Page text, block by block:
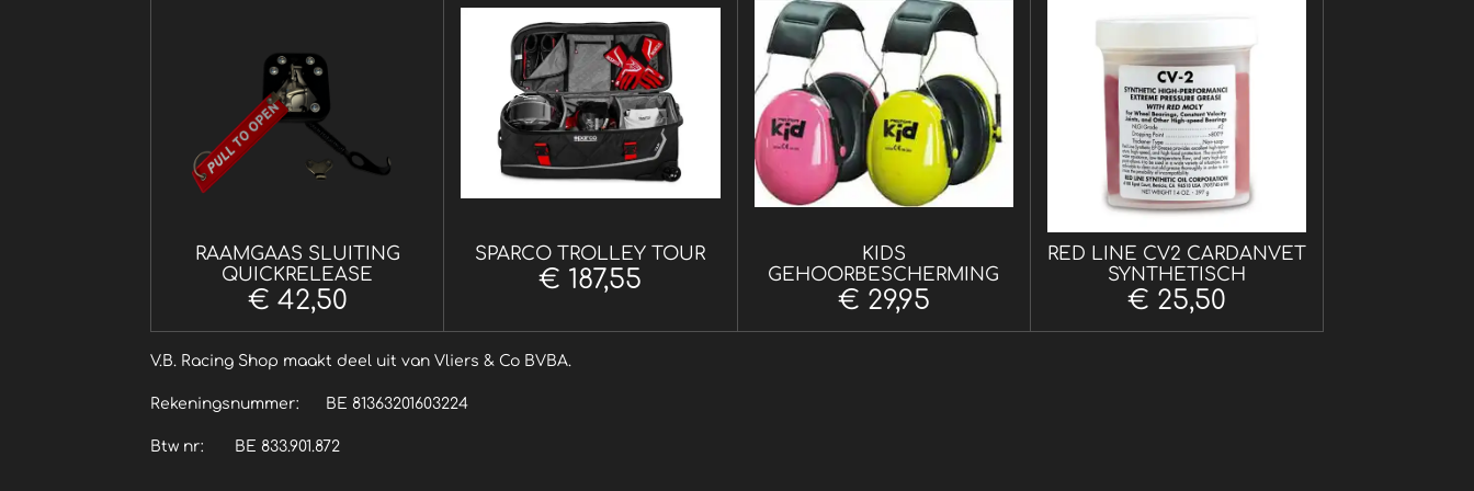
RAAMGAAS SLUITING
QUICKRELEASE
€ 42,50
SPARCO TROLLEY TOUR
€ 187,55
KIDS
GEHOORBESCHERMING
€ 29,95
RED LINE CV2 CARDANVET
SYNTHETISCH
€ 25,50
V.B. Racing Shop maakt deel uit van Vliers & Co BVBA.
Rekeningsnummer: BE 81363201603224
Btw nr: BE 833.901.872